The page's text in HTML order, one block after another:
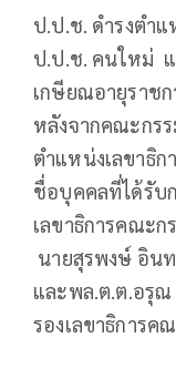
ป.ป.ช. ดำรงตำแ
ป.ป.ช. คนใหม่
เกษียณอายุราช
หลังจากคณะกร
ตำแหน่งเลขาธิก
ชื่อบุคคลที่ได้รับ
เลขาธิการคณะก
นายสุรพงษ์ อิน
และพล.ต.ต.อรุ
รองเลขาธิการค